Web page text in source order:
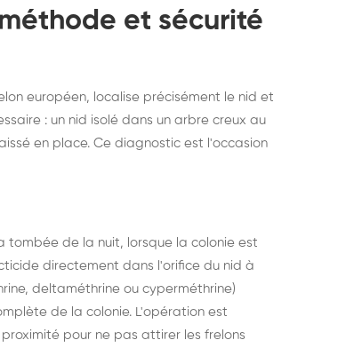
et sécurité
européen, localise précisément le nid et
: un nid isolé dans un arbre creux au
en place. Ce diagnostic est l'occasion
tombée de la nuit, lorsque la colonie est
directement dans l'orifice du nid à
deltaméthrine ou cyperméthrine)
de la colonie. L'opération est
pour ne pas attirer les frelons